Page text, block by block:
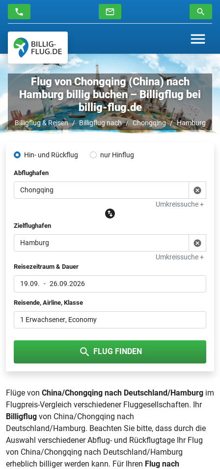
Flug von Chongqing (China) nach
Hamburg billig buchen – Billigflug bei
billig-flug.de
Billigflug & Reisen Billigflug nach Chongqing Hamburg
Hin- und Rückflug nur Hinflug
Abflughafen
Umkreissuche +
Zielflughafen
Umkreissuche +
Reisezeitraum & Dauer
19.09. - 26.09.2026
Reisende, Airline, Klasse
1 Erwachsener, Economy
FLUG FINDEN
Flüge von China/Chongqing nach Deutschland/Hamburg im
Flugpreis-Vergleich verschiedener Fluggesellschaften. Ihr
Billigflug von China/Chongqing nach
Deutschland/Hamburg. Beachten Sie bitte, dass durch die
Auswahl verschiedener Abflug- und Rückflugtage Ihr Flug
von China/Chongqing nach Deutschland/Hamburg
erheblich billiger werden kann. Für Ihren Flug nach